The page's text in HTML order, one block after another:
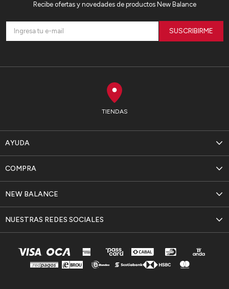
TIENDAS
AYUDA
NEW BALANCE
COMPRA
NUESTRAS REDES SOCIALES
Recibe ofertas y novedades de productos New Balance
SUSCRIBIRME